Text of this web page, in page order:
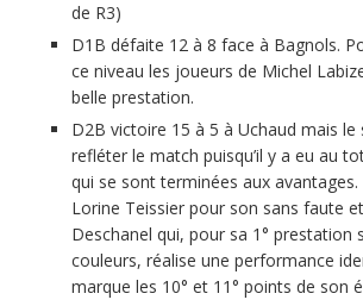
de R3)
D1B défaite 12 à 8 face à Bagnols.
ce niveau les joueurs de Michel
belle prestation.
D2B victoire 15 à 5 à Uchaud mais le
refléter le match puisqu’il y a eu au
qui se sont terminées aux
Lorine Teissier pour son sans faute
Deschanel qui, pour sa 1° prestation
couleurs, réalise une performance
marque les 10° et 11° points de son